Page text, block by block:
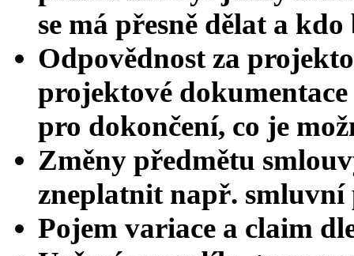
se má přesně dělat a
Odpovědnost za
projektové
pro dokončení, co je
Změny předmětu
zneplatnit např.
Pojem variace a claim